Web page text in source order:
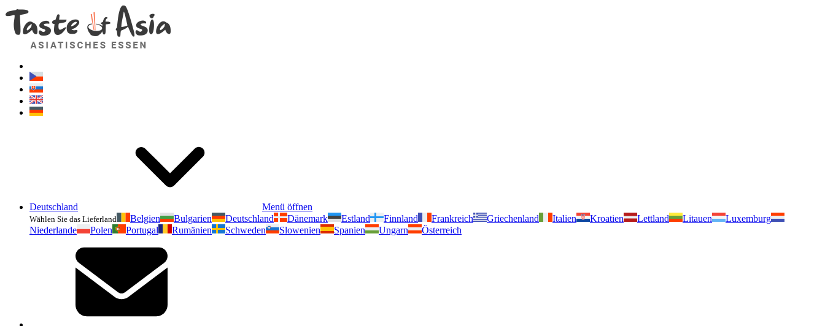
Deutschland Menü öffnen
Wählen Sie das Lieferland Belgien Bulgarien Deutschland Dänemark Estland Finnland Frankreich Griechenland Italien Kroatien Lettland Litauen
Luxemburg
Niederlande
Polen Portugal Rumänien Schweden Slowenien Spanien Ungarn Österreich